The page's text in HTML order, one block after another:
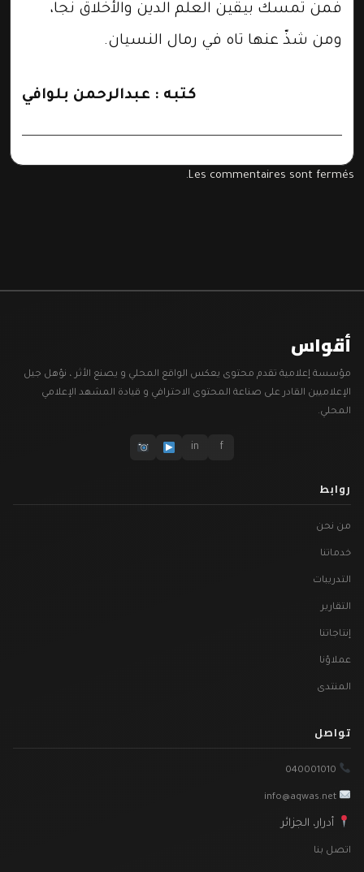
فمن تمسك بيقين العلم الدين والأخلاق نجا،
ومن شذّ عنها تاه في رمال النسيان.
كتبه : عبدالرحمن بلوافي
Les commentaires sont fermés.
أقواس
مؤسسة إعلامية تقدم محتوى يعكس الواقع المحلي و يصنع الأثر ، نؤهل جيل
الإعلاميين القادر على صناعة المحتوى الاحترافي و قيادة المشهد الإعلامي
المحلي.
f
in
روابط
من نحن
خدماتنا
التدريبات
التقارير
إنتاجاتنا
عملاؤنا
المنتدى
تواصل
أدرار، الجزائر
اتصل بنا